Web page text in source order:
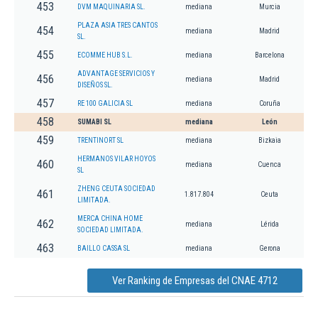
453 DVM MAQUINARIA SL. mediana Murcia
454
PLAZA ASIA TRES CANTOS
SL.
mediana Madrid
455 ECOMME HUB S.L. mediana Barcelona
456
ADVANTAGE SERVICIOS Y
DISEÑOS SL.
mediana Madrid
457 RE 100 GALICIA SL mediana Coruña
458 SUMABI SL mediana León
459 TRENTINORT SL mediana Bizkaia
460
HERMANOS VILAR HOYOS
SL
mediana Cuenca
461
ZHENG CEUTA SOCIEDAD
LIMITADA.
1.817.804 Ceuta
462
MERCA CHINA HOME
SOCIEDAD LIMITADA.
mediana Lérida
463 BAILLO CASSA SL mediana Gerona
Ver Ranking de Empresas del CNAE 4712